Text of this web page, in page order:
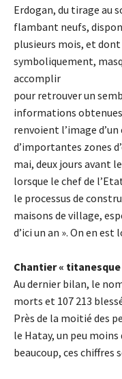
Erdogan, du tirage au
flambant neufs,
plusieurs mois, et
symboliquement,
accomplir
pour retrouver un
informations
renvoient l’image
d’importantes zones
mai, deux jours avant
lorsque le chef de
le processus de
maisons de village,
d’ici un an ». On en est
Chantier « titanesque
Au dernier bilan, le
morts et 107 213
Près de la moitié des
le Hatay, un peu
beaucoup, ces chiffres